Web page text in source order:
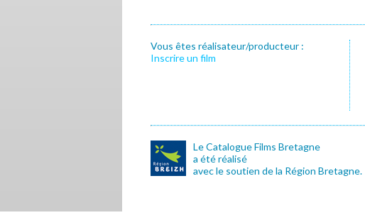
Vous êtes réalisateur/producteur :
Inscrire un film
Le Catalogue Films Bretagne
a été réalisé
avec le soutien de la Région Bretagne.